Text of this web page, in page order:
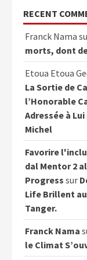
RECENT
Franck Nama
morts, dont
Etoua Etoua
La Sortie de
l’Honorable
Adressée à
Michel
Favorire
dal Mentor 2
Progress sur
Life Brillent au
Tanger.
Franck Nama
le Climat